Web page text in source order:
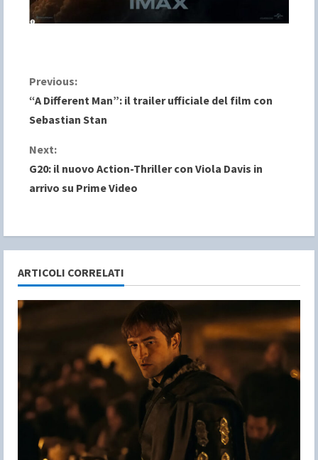
C
o
n
t
n
u
e
a
d
Previous:
“A Different Man”: il trailer ufficiale del film con
Sebastian Stan
Next:
G20: il nuovo Action-Thriller con Viola Davis in
arrivo su Prime Video
ARTICOLI CORRELATI